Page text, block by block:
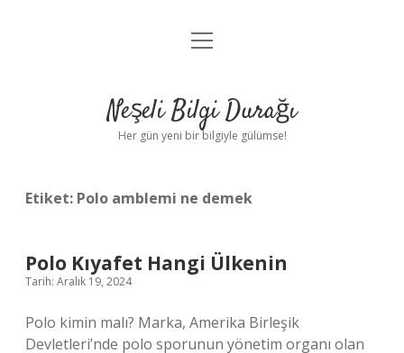
Anasayfa
Yasal Uyarı
menüyü
Neşeli Bilgi Durağı
Her gün yeni bir bilgiyle gülümse!
Etiket: Polo amblemi ne demek
Polo Kıyafet Hangi Ülkenin
Tarih: Aralık 19, 2024
Polo kimin malı? Marka, Amerika Birleşik
Devletleri’nde polo sporunun yönetim organı olan